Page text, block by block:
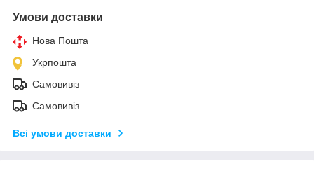
Умови доставки
Нова Пошта
Укрпошта
Самовивіз
Самовивіз
Всі умови доставки